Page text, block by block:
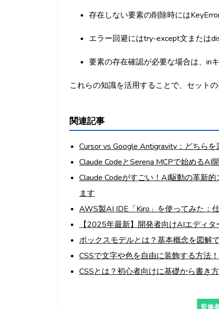
存在しない要素の削除時には
エラー回避にはtry-except文または
要素の存在確認が必要な場合は、in
これらの知識を活用することで、セット
関連記事
Cursor vs Google Antigravity：どちら
Claude CodeとSerena MCPで始めるAI
Claude Codeがすごい！AI駆動の革新
ます
AWS製AI IDE「Kiro」を使ってみた：
【2025年最新】開発者向けAIエディ
ボックスモデルとは？基本概念を図
CSSで文字や色を自由に装飾する方法
CSSとは？初心者向けに基礎から書き
監修